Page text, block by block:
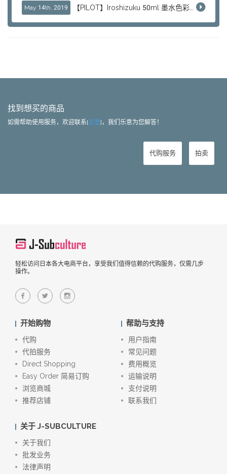
May 14th, 2019
找到想买的商品
如需帮助使用服务，欢迎联系[这里]，我们乐意为您解答！
代购服务 拍卖
轻松访问日本各大电商平台，享受我们值得信赖的代购服务，仅需几步
操作。
开始购物
代购
代拍服务
Direct Shopping
Easy Order 简易订购
浏览商城
推荐店铺
帮助与支持
用户指南
常见问题
费用概览
运输说明
支付说明
联系我们
关于 J-SUBCULTURE
关于我们
批发业务
法律声明